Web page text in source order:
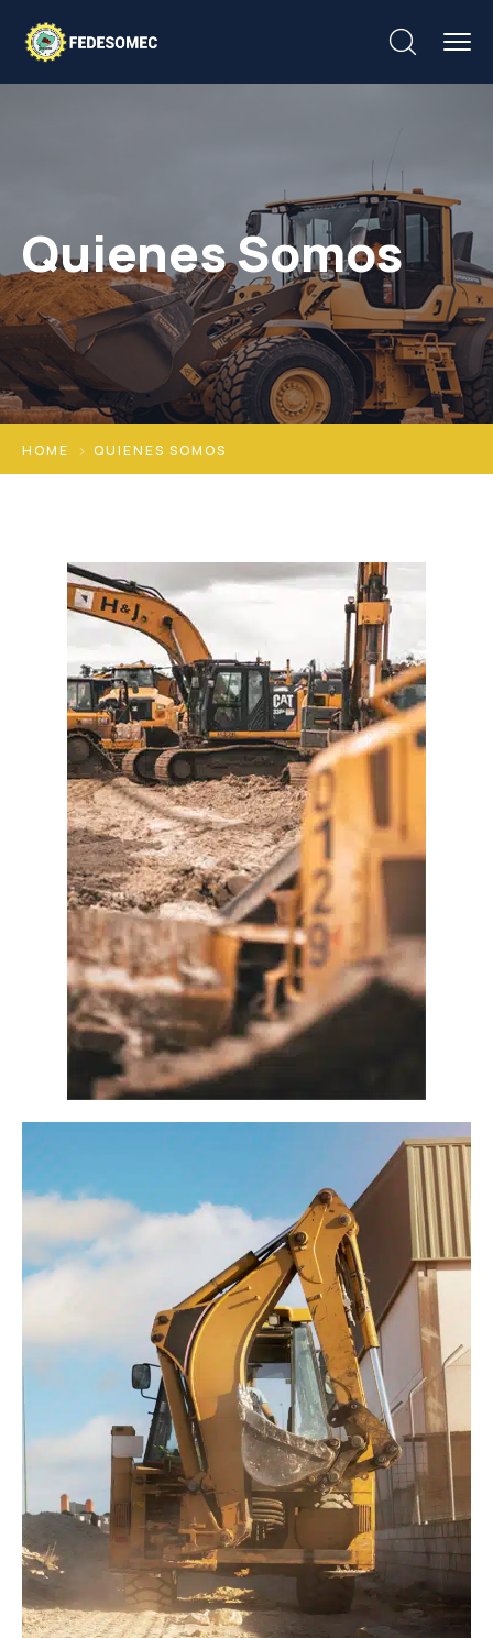
Quienes Somos
HOME QUIENES SOMOS